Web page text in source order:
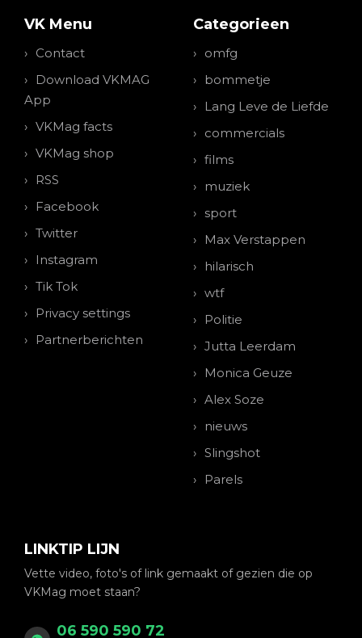
VK Menu
Contact
Download VKMAG
App
VKMag facts
VKMag shop
RSS
Facebook
Twitter
Instagram
Tik Tok
Privacy settings
Partnerberichten
Categorieen
omfg
bommetje
Lang Leve de Liefde
commercials
films
muziek
sport
Max Verstappen
hilarisch
wtf
Politie
Jutta Leerdam
Monica Geuze
Alex Soze
nieuws
Slingshot
Parels
LINKTIP LIJN
Vette video, foto's of link gemaakt of gezien die op
VKMag moet staan?
06 590 590 72